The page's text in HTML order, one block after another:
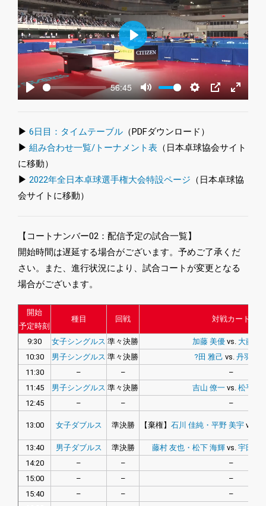
Play
56:45
Mute Settings
PIP Enter
Play
▶ 6日目：タイムテーブル （PDFダウンロード）
▶ 組み合わせ一覧/トーナメント表 （日本卓球協会サイト
に移動）
▶ 2022年全日本卓球選手権大会特設ページ （日本卓球協
会サイトに移動）
【コートナンバー02：配信予定の試合一覧】
開始時間は遅延する場合がございます。予めご了承くだ
さい。また、進行状況により、試合コートが変更となる
場合がございます。
開始
予定時刻
種目 回戦 対戦カード
9:30 女子シングルス 準々決勝 加藤 美優vs. 大藤 沙
10:30
男子シングルス 準々決勝 ?田 雅己 vs. 丹羽 孝
11:30
– –
–
11:45
男子シングルス 準々決勝 吉山 僚一vs. 松平 健
12:45
– – –
13:00 女子ダブルス 準決勝 【棄権】 石川 佳純・平野 美宇 vs.
13:40 男子ダブルス 準決勝 藤村 友也・松下 海輝vs. 宇田 幸
14:20
– –
–
15:00
– –
–
15:40
– –
–